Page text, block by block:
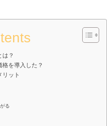
は？
を導入した？
リット
る